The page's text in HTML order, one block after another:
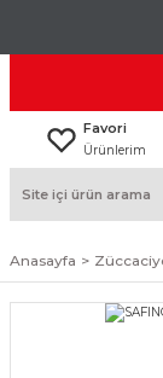
Favori
Ürünlerim
Anasayfa